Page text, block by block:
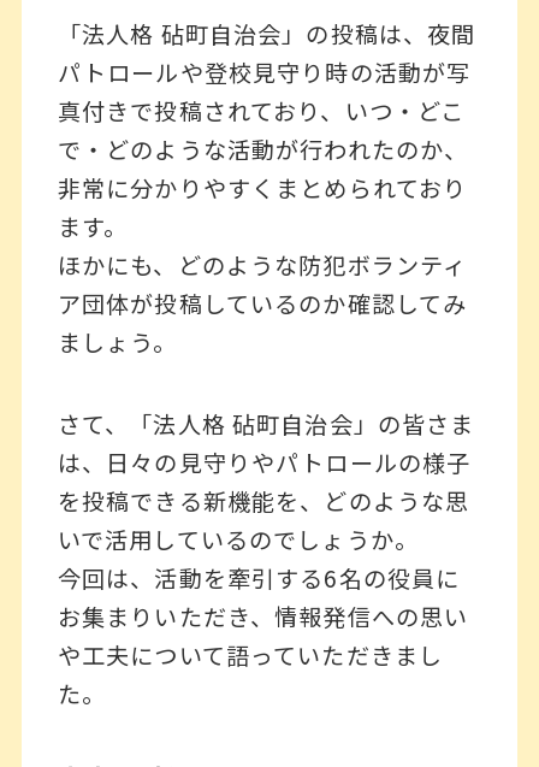
「法人格 砧町自治会」の投稿は、夜間
パトロールや登校見守り時の活動が写
真付きで投稿されており、いつ・どこ
で・どのような活動が行われたのか、
非常に分かりやすくまとめられており
ます。
ほかにも、どのような防犯ボランティ
ア団体が投稿しているのか確認してみ
ましょう。
さて、「法人格 砧町自治会」の皆さま
は、日々の見守りやパトロールの様子
を投稿できる新機能を、どのような思
いで活用しているのでしょうか。
今回は、活動を牽引する6名の役員に
お集まりいただき、情報発信への思い
や工夫について語っていただきまし
た。